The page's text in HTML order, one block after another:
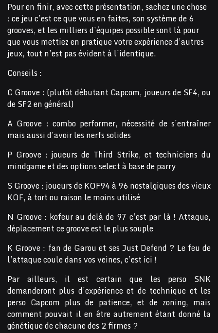
Pour en finir, avec cette présentation, sachez une chose
: ce jeu c’est ce que vous en faites, son système de 6
grooves, et les milliers d’équipes possible sont là pour
que vous mettiez en pratique votre expérience d’autres
jeux, tout n’est pas évident à l’identique.
Conseils :
C Groove : (plutôt débutant Capcom, joueurs de SF4, ou
de SF2 en général)
A Groove : combo performer, nécessité de s’entraîner
mais aussi d’avoir les nerfs solides
P Groove : joueurs de Third Strike, et techniciens du
mindgame et des options select à base de parry
S Groove : joueurs de KOF94 à 96 nostalgiques des vieux
KOF, à tort ou raison le moins utilisé
N Groove : kofeur au delà de 97 c’est par là ! Attaque,
déplacement ce groove est le plus souple
K Groove : fan de Garou et ses Just Defend ? Le feu de
l’attaque coule dans vos veines, c’est ici !
Par ailleurs, il est certain que les perso SNK
demanderont plus d’expérience et de technique et les
perso Capcom plus de patience, et de zoning, mais
comment pouvait il en être autrement étant donné la
génétique de chacune des 2 firmes ?